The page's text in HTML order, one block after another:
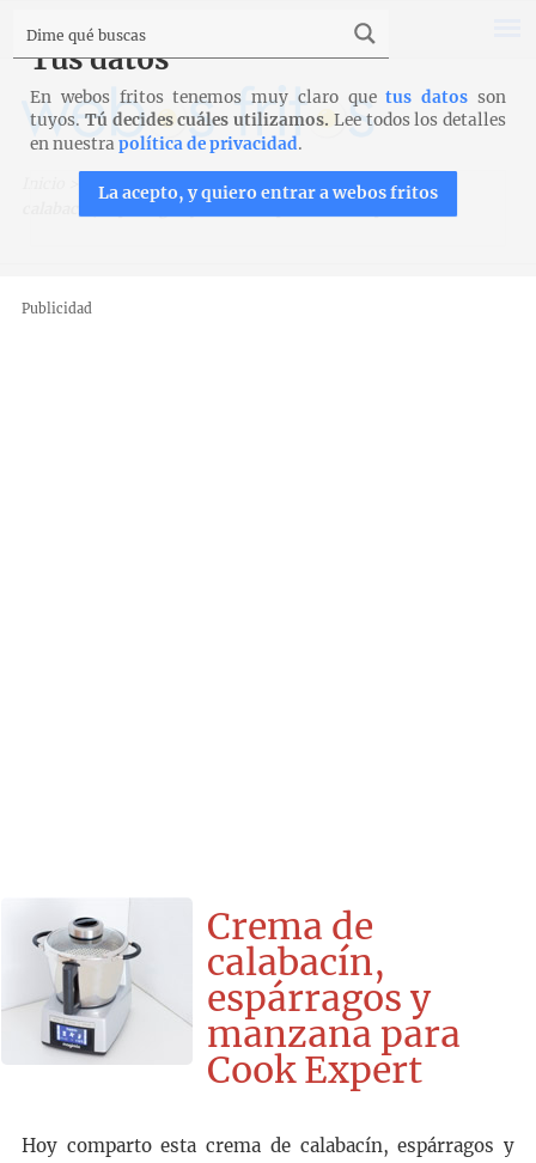
Recetas para Cook Expert de Magimix
Crema de
calabacín, espárragos y manzana para Cook Expert
Publicidad
Crema de
calabacín,
espárragos y
manzana para
Cook Expert
Hoy comparto esta crema de calabacín, espárragos y
Tus datos
En webos fritos tenemos muy claro quetus datos son
tuyos. Tú decides cuáles utilizamos. Lee todos los detalles
en nuestrapolítica de privacidad.
La acepto, y quiero entrar a webos fritos